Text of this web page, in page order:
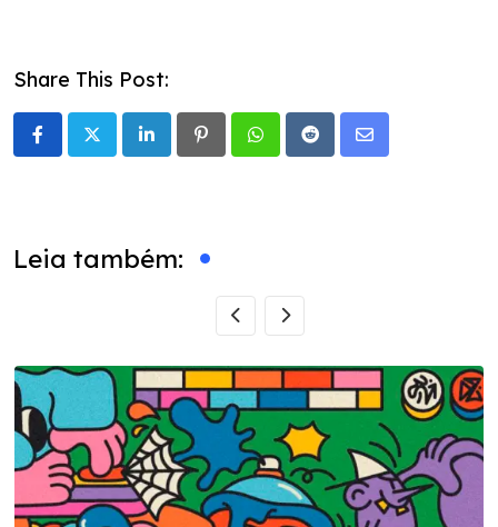
Share This Post:
LinkedIn PinterestWhatsappRedditShare
Leia também: